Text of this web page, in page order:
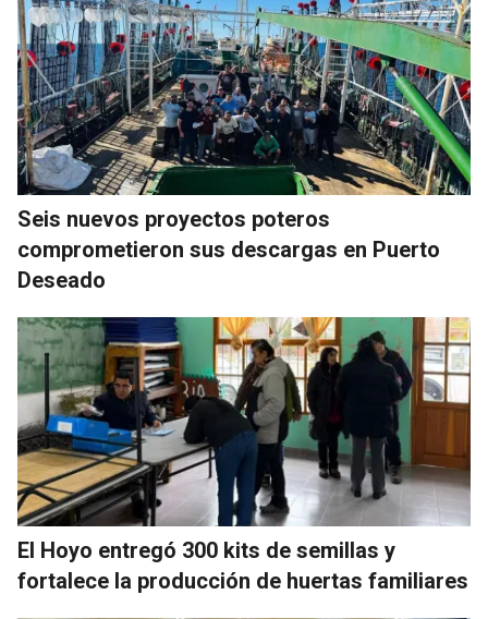
Seis nuevos proyectos poteros
comprometieron sus descargas en Puerto
Deseado
El Hoyo entregó 300 kits de semillas y
fortalece la producción de huertas familiares